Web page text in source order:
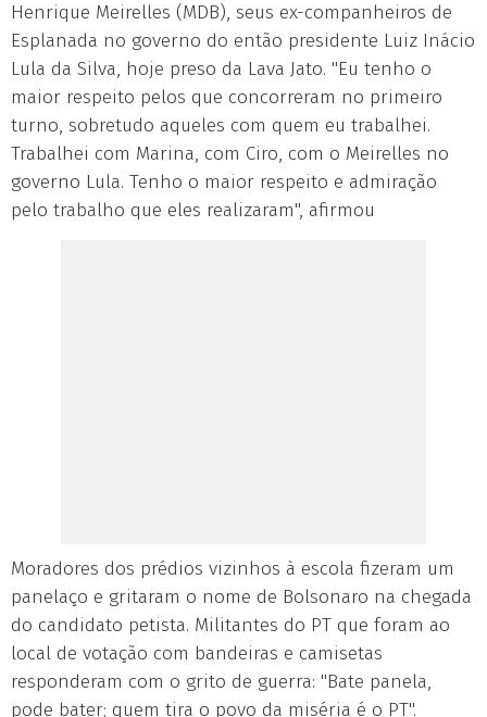
Henrique Meirelles (MDB), seus ex-companheiros de
Esplanada no governo do então presidente Luiz Inácio
Lula da Silva, hoje preso da Lava Jato. "Eu tenho o
maior respeito pelos que concorreram no primeiro
turno, sobretudo aqueles com quem eu trabalhei.
Trabalhei com Marina, com Ciro, com o Meirelles no
governo Lula. Tenho o maior respeito e admiração
pelo trabalho que eles realizaram", afirmou
Moradores dos prédios vizinhos à escola fizeram um
panelaço e gritaram o nome de Bolsonaro na chegada
do candidato petista. Militantes do PT que foram ao
local de votação com bandeiras e camisetas
responderam com o grito de guerra: "Bate panela,
pode bater; quem tira o povo da miséria é o PT".